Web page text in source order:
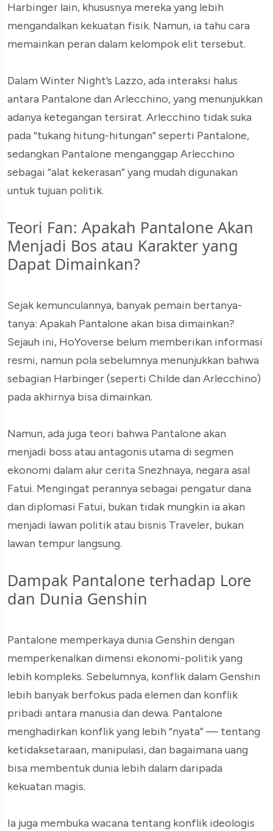
Harbinger lain, khususnya mereka yang lebih
mengandalkan kekuatan fisik. Namun, ia tahu cara
memainkan peran dalam kelompok elit tersebut.
Dalam Winter Night’s Lazzo, ada interaksi halus
antara Pantalone dan Arlecchino, yang menunjukkan
adanya ketegangan tersirat. Arlecchino tidak suka
pada “tukang hitung-hitungan” seperti Pantalone,
sedangkan Pantalone menganggap Arlecchino
sebagai “alat kekerasan” yang mudah digunakan
untuk tujuan politik.
Teori Fan: Apakah Pantalone Akan
Menjadi Bos atau Karakter yang
Dapat Dimainkan?
Sejak kemunculannya, banyak pemain bertanya-
tanya: Apakah Pantalone akan bisa dimainkan?
Sejauh ini, HoYoverse belum memberikan informasi
resmi, namun pola sebelumnya menunjukkan bahwa
sebagian Harbinger (seperti Childe dan Arlecchino)
pada akhirnya bisa dimainkan.
Namun, ada juga teori bahwa Pantalone akan
menjadi boss atau antagonis utama di segmen
ekonomi dalam alur cerita Snezhnaya, negara asal
Fatui. Mengingat perannya sebagai pengatur dana
dan diplomasi Fatui, bukan tidak mungkin ia akan
menjadi lawan politik atau bisnis Traveler, bukan
lawan tempur langsung.
Dampak Pantalone terhadap Lore
dan Dunia Genshin
Pantalone memperkaya dunia Genshin dengan
memperkenalkan dimensi ekonomi-politik yang
lebih kompleks. Sebelumnya, konflik dalam Genshin
lebih banyak berfokus pada elemen dan konflik
pribadi antara manusia dan dewa. Pantalone
menghadirkan konflik yang lebih “nyata” — tentang
ketidaksetaraan, manipulasi, dan bagaimana uang
bisa membentuk dunia lebih dalam daripada
kekuatan magis.
Ia juga membuka wacana tentang konflik ideologis